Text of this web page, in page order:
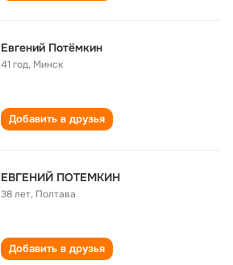
Евгений Потёмкин
41 год, Минск
Добавить в друзья
ЕВГЕНИЙ ПОТЕМКИН
38 лет, Полтава
Добавить в друзья